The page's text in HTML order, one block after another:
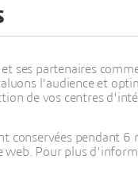
et ses partenaires
l'audience et
de vos centres
conservées pendant
web. Pour plus